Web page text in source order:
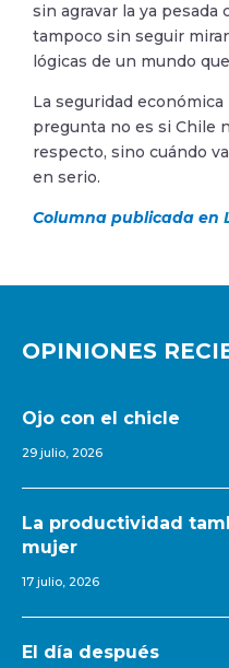
OPINIONES
Ojo con el chicle
29 julio, 2026
La productividad
mujer
17 julio, 2026
El día después
sin agravar la ya pesada
tampoco sin seguir
lógicas de un mundo
La seguridad económica
pregunta no es si Chile
respecto, sino cuándo
en serio.
Columna publicada en